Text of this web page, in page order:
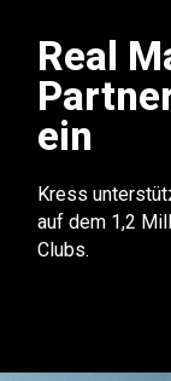
Real
ein
Kress
auf dem 1,2
Clubs.